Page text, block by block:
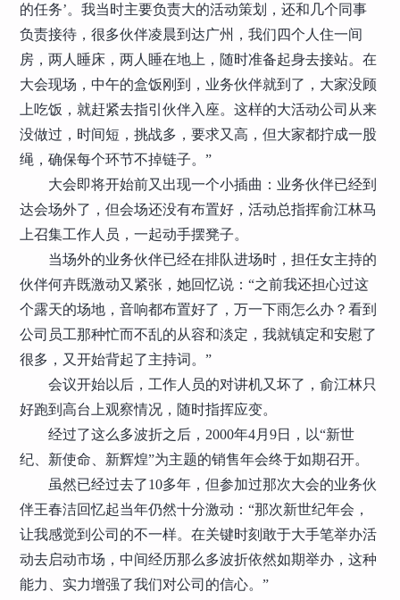
的任务’。我当时主要负责大的活动策划，还和几个同事
负责接待，很多伙伴凌晨到达广州，我们四个人住一间
房，两人睡床，两人睡在地上，随时准备起身去接站。在
大会现场，中午的盒饭刚到，业务伙伴就到了，大家没顾
上吃饭，就赶紧去指引伙伴入座。这样的大活动公司从来
没做过，时间短，挑战多，要求又高，但大家都拧成一股
绳，确保每个环节不掉链子。”
大会即将开始前又出现一个小插曲：业务伙伴已经到
达会场外了，但会场还没有布置好，活动总指挥俞江林马
上召集工作人员，一起动手摆凳子。
当场外的业务伙伴已经在排队进场时，担任女主持的
伙伴何卉既激动又紧张，她回忆说：“之前我还担心过这
个露天的场地，音响都布置好了，万一下雨怎么办？看到
公司员工那种忙而不乱的从容和淡定，我就镇定和安慰了
很多，又开始背起了主持词。”
会议开始以后，工作人员的对讲机又坏了，俞江林只
好跑到高台上观察情况，随时指挥应变。
经过了这么多波折之后，2000年4月9日，以“新世
纪、新使命、新辉煌”为主题的销售年会终于如期召开。
虽然已经过去了10多年，但参加过那次大会的业务伙
伴王春洁回忆起当年仍然十分激动：“那次新世纪年会，
让我感觉到公司的不一样。在关键时刻敢于大手笔举办活
动去启动市场，中间经历那么多波折依然如期举办，这种
能力、实力增强了我们对公司的信心。”